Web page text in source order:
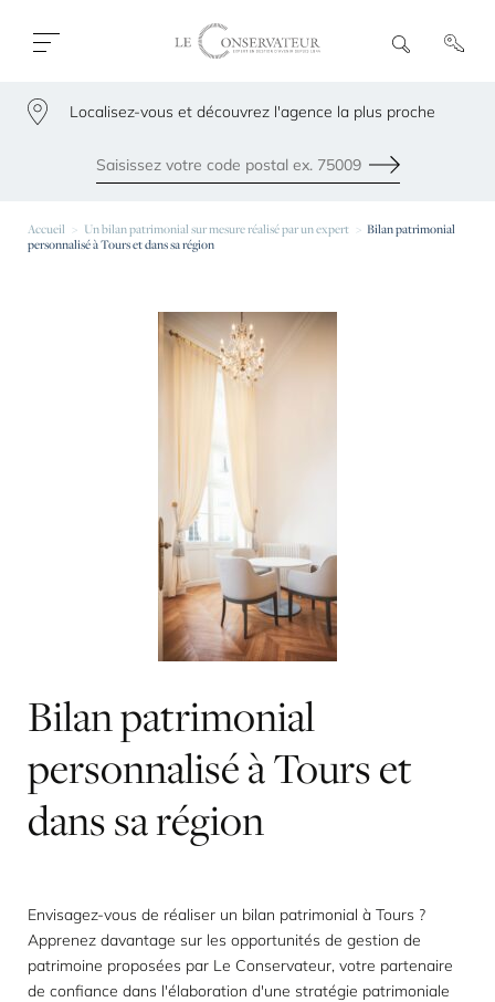
Ouvrir
menu
R
e
h
e
Localisez-vous et découvrez l'agence la plus proche
Envoyer
79300
Accueil Un bilan patrimonial sur mesure réalisé par un expert
Bilan patrimonial
personnalisé à Tours et dans sa région
Bilanpatrimonial
personnaliséàTourset
danssarégion
Envisagez-vous de réaliser un bilan patrimonial à Tours ?
Apprenez davantage sur les opportunités de gestion de
patrimoine proposées par Le Conservateur, votre partenaire
de confiance dans l'élaboration d'une stratégie patrimoniale